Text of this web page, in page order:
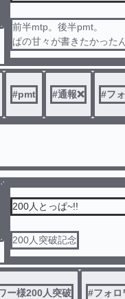
前半mtp。後半pmt。
ぱの甘々が書きたかった
200人記念でこっち優先
日々皆様に感謝です✨😭
#pmt #通報❌ #フ
200人とっぱ~!!
200人突破記念
ー様200人突破 #フォ